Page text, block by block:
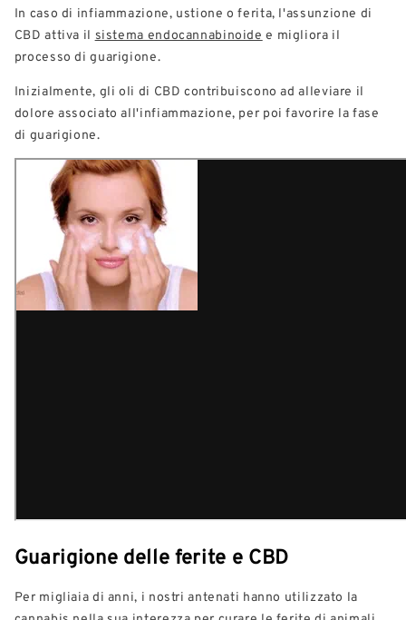
In caso di infiammazione, ustione o ferita, l'assunzione di
CBD attiva il sistema endocannabinoide e migliora il
processo di guarigione.
Inizialmente, gli oli di CBD contribuiscono ad alleviare il
dolore associato all'infiammazione, per poi favorire la fase
di guarigione.
Guarigione delle ferite e CBD
Per migliaia di anni, i nostri antenati hanno utilizzato la